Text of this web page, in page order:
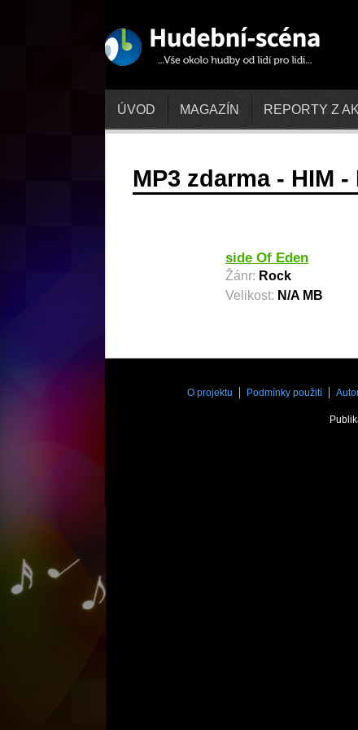
ÚVOD MAGAZÍN REPORTY Z
MP3 zdarma - HIM
side Of Eden
Žánr: Rock
Velikost: N/A MB
O projektu Podmínky použití